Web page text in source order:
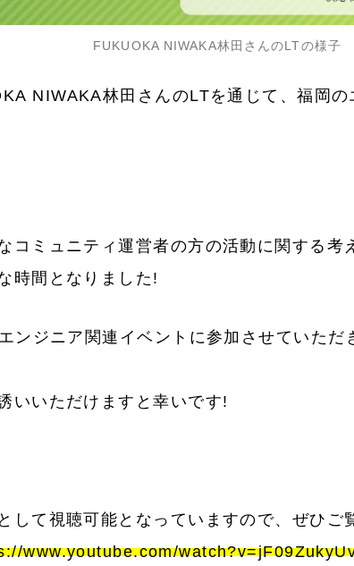
FUKUOKA NIWAKA林田さんのLTの様子
NIWAKA林田さんのLTを通じて、福岡
コミュニティ運営者の方の活動に関する
時間となりました!
ンジニア関連イベントに参加させていた
いいただけますと幸いです!
して視聴可能となっていますので、ぜひご
www.youtube.com/